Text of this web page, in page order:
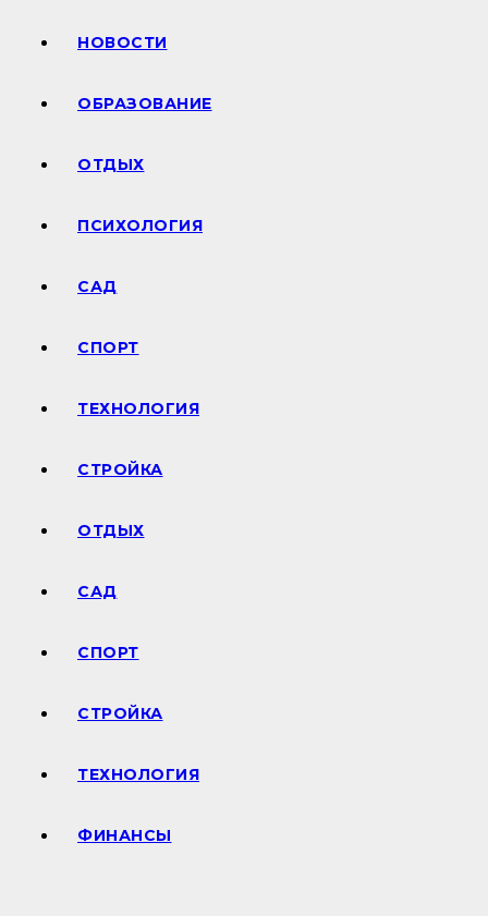
НОВОСТИ
ОБРАЗОВАНИЕ
ОТДЫХ
ПСИХОЛОГИЯ
САД
СПОРТ
ТЕХНОЛОГИЯ
СТРОЙКА
ОТДЫХ
САД
СПОРТ
СТРОЙКА
ТЕХНОЛОГИЯ
ФИНАНСЫ